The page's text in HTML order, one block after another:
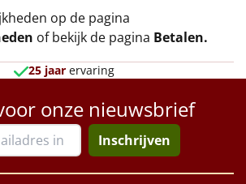
op de pagina
of bekijk de pagina Betalen.
25 jaar ervaring
onze nieuwsbrief
Inschrijven